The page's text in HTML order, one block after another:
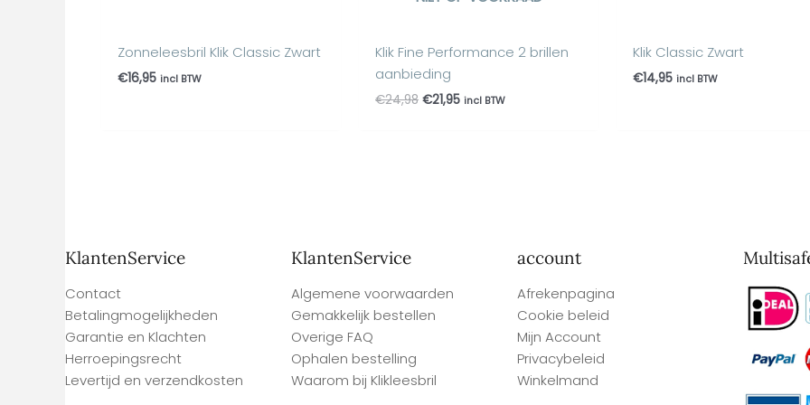
Zonneleesbril Klik Classic Zwart
€16,95 incl BTW
Klik Fine Performance 2 brillen
aanbieding
€24,98 €21,95 incl BTW
Klik Classic Zwart
€14,95 incl BTW
KlantenService
Contact
Betalingmogelijkheden
Garantie en Klachten
Herroepingsrecht
Levertijd en verzendkosten
KlantenService
Algemene voorwaarden
Gemakkelijk bestellen
Overige FAQ
Ophalen bestelling
Waarom bij Klikleesbril
account
Afrekenpagina
Cookie beleid
Mijn Account
Privacybeleid
Winkelmand